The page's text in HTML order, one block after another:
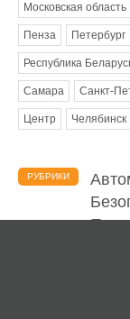
Московская область
Пенза Петербург
Республика
Самара Санкт-
Центр Челябинск
РУБРИКИ